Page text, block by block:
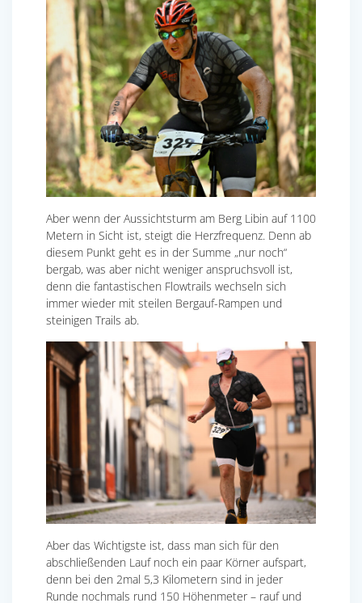
Aber wenn der Aussichtsturm am Berg Libin auf 1100
Metern in Sicht ist, steigt die Herzfrequenz. Denn ab
diesem Punkt geht es in der Summe „nur noch“
bergab, was aber nicht weniger anspruchsvoll ist,
denn die fantastischen Flowtrails wechseln sich
immer wieder mit steilen Bergauf-Rampen und
steinigen Trails ab.
Aber das Wichtigste ist, dass man sich für den
abschließenden Lauf noch ein paar Körner aufspart,
denn bei den 2mal 5,3 Kilometern sind in jeder
Runde nochmals rund 150 Höhenmeter – rauf und